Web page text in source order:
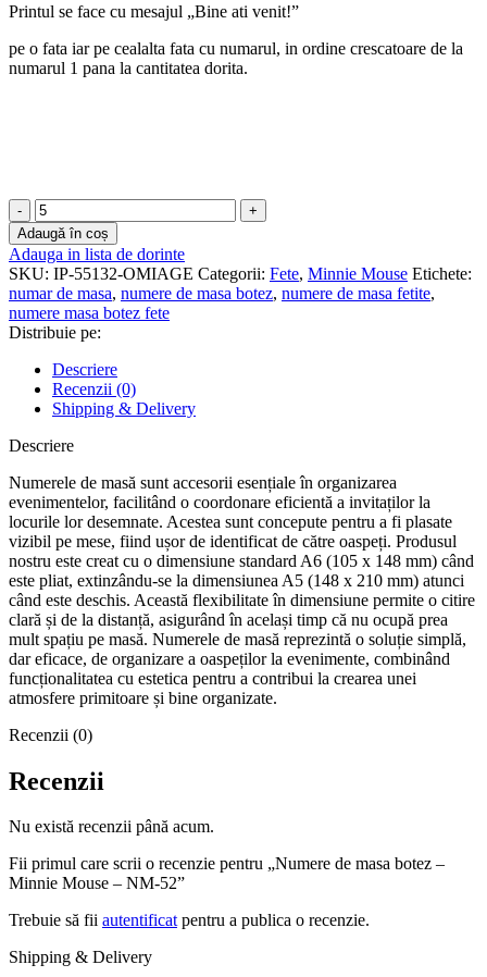
Printul se face cu mesajul „Bine ati venit!”
pe o fata iar pe cealalta fata cu numarul, in ordine crescatoare de la
numarul 1 pana la cantitatea dorita.
Cantitate
Numere
de
masa
botez
-
Minnie
Mouse
-
NM-
52
Adaugă în coș
Adauga in lista de dorinte
SKU: IP-55132-OMIAGE Categorii: Fete, Minnie Mouse Etichete:
numar de masa, numere de masa botez, numere de masa fetite,
numere masa botez fete
Distribuie pe:
Descriere
Recenzii (0)
Shipping & Delivery
Descriere
Numerele de masă sunt accesorii esențiale în organizarea
evenimentelor, facilitând o coordonare eficientă a invitaților la
locurile lor desemnate. Acestea sunt concepute pentru a fi plasate
vizibil pe mese, fiind ușor de identificat de către oaspeți. Produsul
nostru este creat cu o dimensiune standard A6 (105 x 148 mm) când
este pliat, extinzându-se la dimensiunea A5 (148 x 210 mm) atunci
când este deschis. Această flexibilitate în dimensiune permite o citire
clară și de la distanță, asigurând în același timp că nu ocupă prea
mult spațiu pe masă. Numerele de masă reprezintă o soluție simplă,
dar eficace, de organizare a oaspeților la evenimente, combinând
funcționalitatea cu estetica pentru a contribui la crearea unei
atmosfere primitoare și bine organizate.
Recenzii (0)
Recenzii
Nu există recenzii până acum.
Fii primul care scrii o recenzie pentru „Numere de masa botez –
Minnie Mouse – NM-52”
Trebuie să fii autentificatpentru a publica o recenzie.
Shipping & Delivery